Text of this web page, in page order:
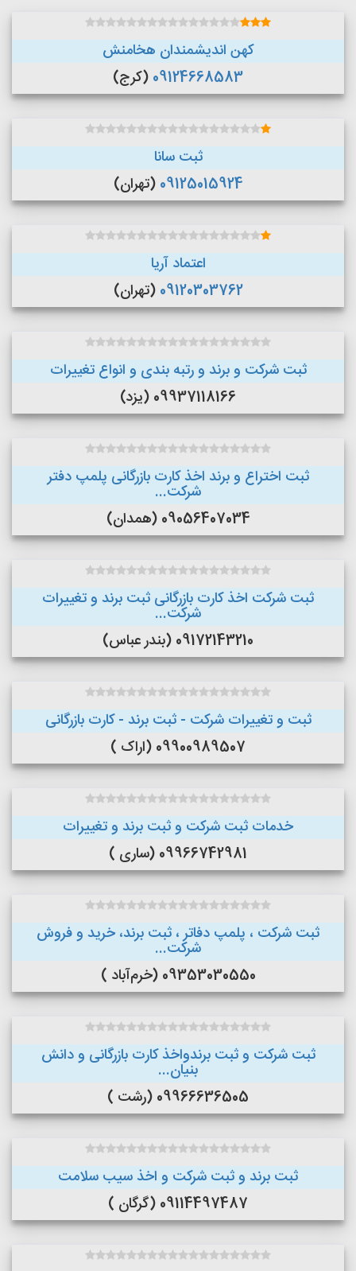
کهن اندیشمندان هخامنش
09124668583 (کرج)
ثبت سانا
09125015924 (تهران)
اعتماد آریا
09120303762 (تهران)
ثبت شرکت و برند و رتبه بندی و انواع تغییرات
09937118166 (یزد)
ثبت اختراع و برند اخذ کارت بازرگانی پلمپ دفتر
شرکت...
09056407034 (همدان)
ثبت شرکت اخذ کارت بازرگانی ثبت برند و تغییرات
شرکت...
09172143210 (بندر عباس)
ثبت و تغییرات شرکت - ثبت برند - کارت بازرگانی
09900989507 (اراک )
خدمات ثبت شرکت و ثبت برند و تغییرات
09966742981 (ساری )
ثبت شرکت ، پلمپ دفاتر ، ثبت برند، خرید و فروش
شرکت...
09353030550 (خرم‌آباد )
ثبت شرکت و ثبت برندواخذ کارت بازرگانی و دانش
بنیان...
09966636505 (رشت )
ثبت برند و ثبت شرکت و اخذ سیب سلامت
09114497487 (گرگان )